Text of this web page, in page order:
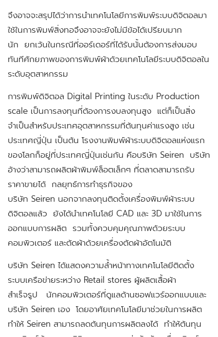
จึงอาจจะสรุปได้ว่าการนำเทคโนโลยีการพิมพ์ระบบดิจิตอลมา
ใช้ในการพิมพ์สิ่งทอจึงอาจจะยังไม่มีข้อได้เปรียบมาก
นัก ยกเว้นในกรณีที่ออร์เดอร์ที่ได้รับนั้นต้องการส่งมอบ
ทันทีศักยภาพของการพิมพ์ผ้าด้วยเทคโนโลยีระบบดิจิตอลใน
ระดับอุตสาหกรรม
การพิมพ์ดิจิตอล Digital Printing ในระดับ Production
scale เป็นการลงทุนที่ต้องการงบลงทุนสูง แต่ก็เป็นสิ่ง
จำเป็นสำหรับประเทศอุตสาหกรรมที่ต้นทุนค่าแรงสูง เช่น
ประเทศญี่ปุ่น เป็นต้น โรงงานพิมพ์ผ้าระบบดิจิตอลแห่งแรก
ของโลกก็อยู่ที่ประเทศญี่ปุ่นเช่นกัน คือบริษัท Seiren บริษัท
อ้างว่าสามารถผลิตผ้าพิมพ์ล็อตเล็กๆ ที่ตลาดสามารถรับ
ราคาขายได้ กลยุทธ์การทำธุรกิจของ
บริษัท Seiren นอกจากลงทุนติดตั้งเครื่องพิมพ์ผ้าระบบ
ดิจิตอลแล้ว ยังได้นำเทคโนโลยี CAD และ 3D มาใช้ในการ
ออกแบบการผลิต รวมทั้งควบคุมคุณภาพด้วยระบบ
คอมพิวเตอร์ และตัดผ้าด้วยเครื่องตัดผ้าอัตโนมัติ
บริษัท Seiren ได้แสดงความล้ำหน้าทางเทคโนโลยีติดตั้ง
ระบบเครือข่ายระหว่าง Retail stores ผู้ผลิตเสื้อผ้า
สำเร็จรูป นักคอมพิวเตอร์ที่ดูแลด้านซอฟแวร์ออกแบบและ
บริษัท Seiren เอง โดยอาศัยเทคโนโลยีมาช่วยในการผลิต
ทำให้ Seiren สามารถลดต้นทุนการผลิตลงได้ ทำให้ต้นทุน